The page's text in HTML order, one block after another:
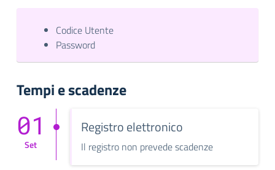
Codice Utente
Password
Tempi e scadenze
01
Set
Registro elettronico
Il registro non prevede scadenze